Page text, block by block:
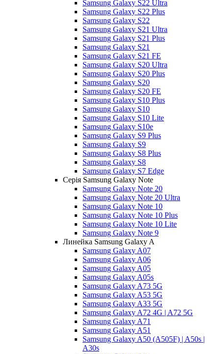
Samsung Galaxy S22 Ultra
Samsung Galaxy S22 Plus
Samsung Galaxy S22
Samsung Galaxy S21 Ultra
Samsung Galaxy S21 Plus
Samsung Galaxy S21
Samsung Galaxy S21 FE
Samsung Galaxy S20 Ultra
Samsung Galaxy S20 Plus
Samsung Galaxy S20
Samsung Galaxy S20 FE
Samsung Galaxy S10 Plus
Samsung Galaxy S10
Samsung Galaxy S10 Lite
Samsung Galaxy S10e
Samsung Galaxy S9 Plus
Samsung Galaxy S9
Samsung Galaxy S8 Plus
Samsung Galaxy S8
Samsung Galaxy S7 Edge
Серія Samsung Galaxy Note
Samsung Galaxy Note 20
Samsung Galaxy Note 20 Ultra
Samsung Galaxy Note 10
Samsung Galaxy Note 10 Plus
Samsung Galaxy Note 10 Lite
Samsung Galaxy Note 9
Линейка Samsung Galaxy A
Samsung Galaxy A07
Samsung Galaxy A06
Samsung Galaxy A05
Samsung Galaxy A05s
Samsung Galaxy A73 5G
Samsung Galaxy A53 5G
Samsung Galaxy A33 5G
Samsung Galaxy A72 4G | A72 5G
Samsung Galaxy A71
Samsung Galaxy A51
Samsung Galaxy A50 (A505F) | A50s |
A30s